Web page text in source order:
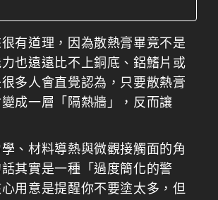
有道理，因為散熱膏畢竟不是
也遠遠比不上銅底、鋁鰭片或
多人會直覺認為，只要散熱膏
成一層「隔熱牆」，反而讓
、材料導熱與微觀接觸面的角
其實是一種「過度簡化的警
用意是提醒你不要塗太多，但